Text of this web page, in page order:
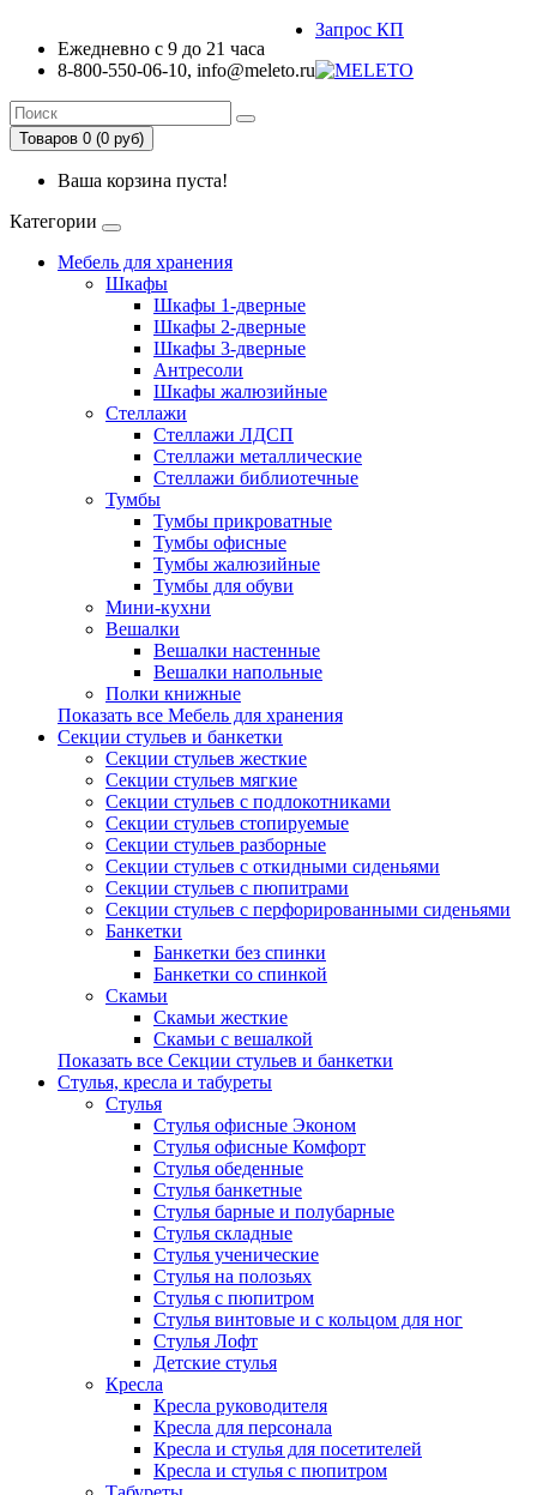
Ежедневно с 9 до 21 часа
8-800-550-06-10, info@meleto.ru
Запрос КП
Товаров 0 (0 pуб)
Ваша корзина пуста!
Категории
Мебель для хранения
Шкафы
Шкафы 1-дверные
Шкафы 2-дверные
Шкафы 3-дверные
Антресоли
Шкафы жалюзийные
Стеллажи
Стеллажи ЛДСП
Стеллажи металлические
Стеллажи библиотечные
Тумбы
Тумбы прикроватные
Тумбы офисные
Тумбы жалюзийные
Тумбы для обуви
Мини-кухни
Вешалки
Вешалки настенные
Вешалки напольные
Полки книжные
Показать все Мебель для хранения
Секции стульев и банкетки
Секции стульев жесткие
Секции стульев мягкие
Секции стульев с подлокотниками
Секции стульев стопируемые
Секции стульев разборные
Секции стульев с откидными сиденьями
Секции стульев с пюпитрами
Секции стульев с перфорированными сиденьями
Банкетки
Банкетки без спинки
Банкетки со спинкой
Скамьи
Скамьи жесткие
Скамьи с вешалкой
Показать все Секции стульев и банкетки
Стулья, кресла и табуреты
Стулья
Стулья офисные Эконом
Стулья офисные Комфорт
Стулья обеденные
Стулья банкетные
Стулья барные и полубарные
Стулья складные
Стулья ученические
Стулья на полозьях
Стулья с пюпитром
Стулья винтовые и с кольцом для ног
Стулья Лофт
Детские стулья
Кресла
Кресла руководителя
Кресла для персонала
Кресла и стулья для посетителей
Кресла и стулья с пюпитром